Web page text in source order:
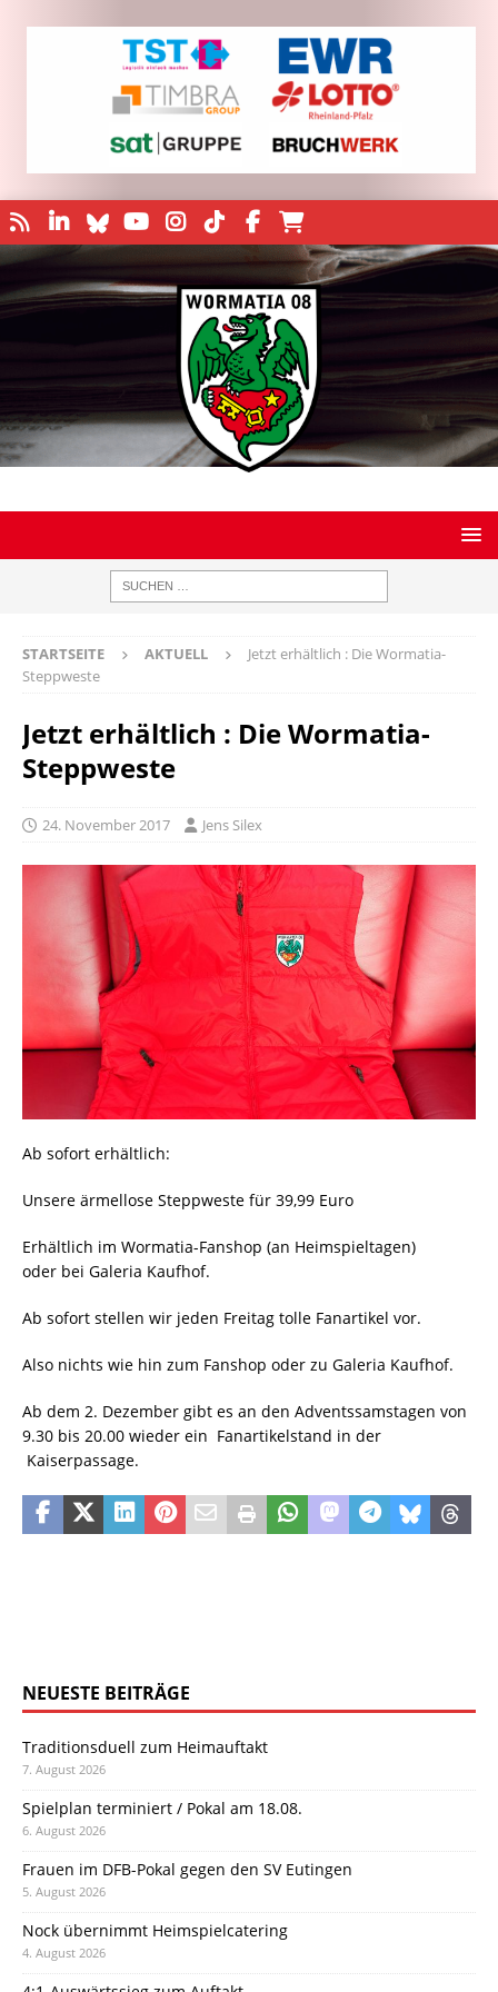
STARTSEITE AKTUELL
Jetzt erhältlich : Die Wormatia-
Steppweste
Jetzt erhältlich : Die Wormatia-
Steppweste
24. November 2017 Jens Silex
Ab sofort erhältlich:
Unsere ärmellose Steppweste für 39,99 Euro
Erhältlich im Wormatia-Fanshop (an Heimspieltagen)
oder bei Galeria Kaufhof.
Ab sofort stellen wir jeden Freitag tolle Fanartikel vor.
Also nichts wie hin zum Fanshop oder zu Galeria Kaufhof.
Ab dem 2. Dezember gibt es an den Adventssamstagen von
9.30 bis 20.00 wieder ein Fanartikelstand in der
Kaiserpassage.
NEUESTE BEITRÄGE
Traditionsduell zum Heimauftakt
7. August 2026
Spielplan terminiert / Pokal am 18.08.
6. August 2026
Frauen im DFB-Pokal gegen den SV Eutingen
5. August 2026
Nock übernimmt Heimspielcatering
4. August 2026